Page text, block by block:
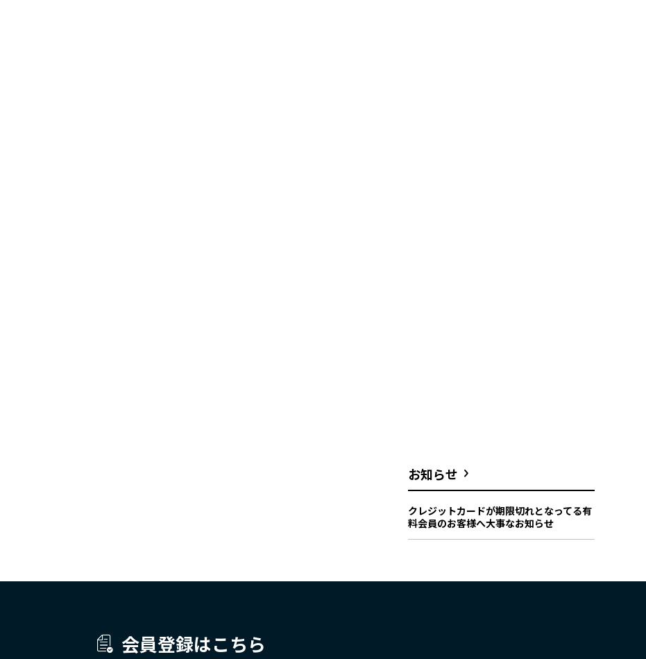
お知らせ
クレジットカードが期限切れとなってる有
料会員のお客様へ大事なお知らせ
会員登録はこちら